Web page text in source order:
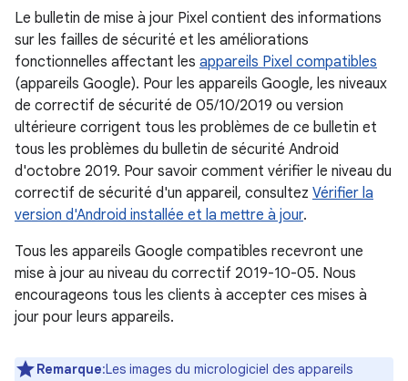
Le bulletin de mise à jour Pixel contient des informations
sur les failles de sécurité et les améliorations
fonctionnelles affectant les appareils Pixel compatibles
(appareils Google). Pour les appareils Google, les niveaux
de correctif de sécurité de 05/10/2019 ou version
ultérieure corrigent tous les problèmes de ce bulletin et
tous les problèmes du bulletin de sécurité Android
d'octobre 2019. Pour savoir comment vérifier le niveau du
correctif de sécurité d'un appareil, consultez Vérifier la
version d'Android installée et la mettre à jour.
Tous les appareils Google compatibles recevront une
mise à jour au niveau du correctif 2019-10-05. Nous
encourageons tous les clients à accepter ces mises à
jour pour leurs appareils.
Remarque:Les images du micrologiciel des appareils